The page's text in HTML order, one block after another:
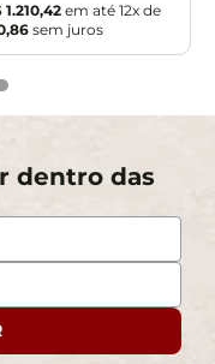
1.210,42 em até 12x de
,86 sem juros
dentro das